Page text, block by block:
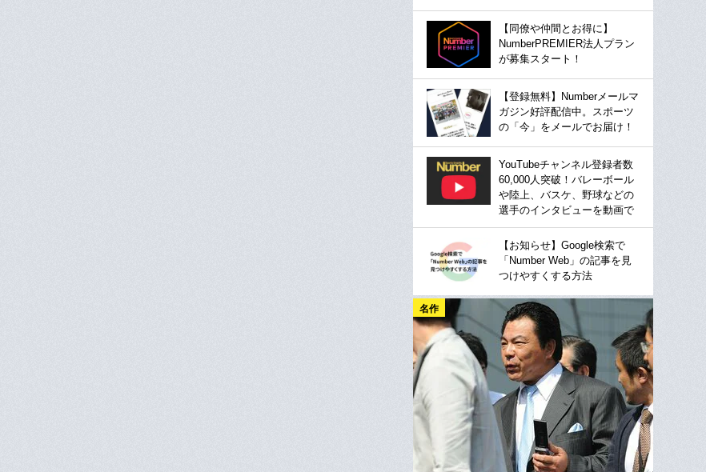
【同僚や仲間とお得に】
NumberPREMIER法人プラン
が募集スタート！
【登録無料】Numberメールマ
ガジン好評配信中。スポーツ
の「今」をメールでお届け！
YouTubeチャンネル登録者数
60,000人突破！バレーボール
や陸上、バスケ、野球などの
選手のインタビューを動画で
【お知らせ】Google検索で
「Number Web」の記事を見
つけやすくする方法
名作